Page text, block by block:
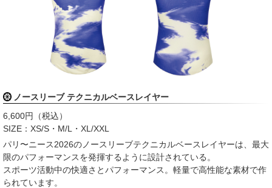
ノースリーブ テクニカルベースレイヤー
6,600円（税込）
SIZE：XS/S・M/L・XL/XXL
パリ〜ニース2026のノースリーブテクニカルベースレイヤーは、最大
限のパフォーマンスを発揮するように設計されている。
スポーツ活動中の快適さとパフォーマンス。軽量で高性能な素材で作
られています。